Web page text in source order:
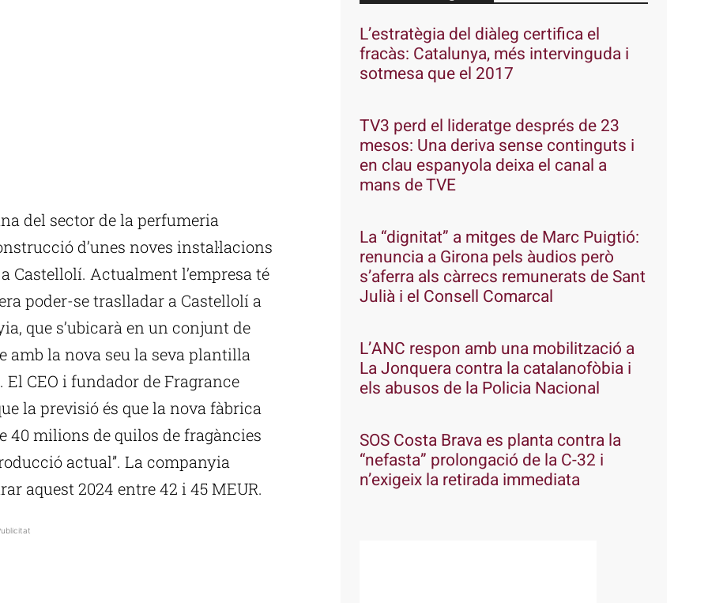
del sector de la perfumeria
d’unes noves instal·lacions
Castellolí. Actualment l’empresa té
poder-se traslladar a Castellolí a
que s’ubicarà en un conjunt de
amb la nova seu la seva plantilla
El CEO i fundador de Fragrance
la previsió és que la nova fàbrica
40 milions de quilos de fragàncies
actual”. La companyia
aquest 2024 entre 42 i 45 MEUR.
L’estratègia del diàleg certifica el
fracàs: Catalunya, més intervinguda i
sotmesa que el 2017
TV3 perd el lideratge després de 23
mesos: Una deriva sense continguts i
en clau espanyola deixa el canal a
mans de TVE
La “dignitat” a mitges de Marc Puigtió:
renuncia a Girona pels àudios però
s’aferra als càrrecs remunerats de Sant
Julià i el Consell Comarcal
L’ANC respon amb una mobilització a
La Jonquera contra la catalanofòbia i
els abusos de la Policia Nacional
SOS Costa Brava es planta contra la
“nefasta” prolongació de la C-32 i
n’exigeix la retirada immediata